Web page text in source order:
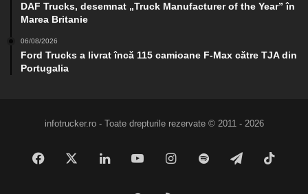
DAF Trucks, desemnat „Truck Manufacturer of the Year” în
Marea Britanie
06/08/2026
Ford Trucks a livrat încă 115 camioane F-Max către TJA din
Portugalia
infotrucker.ro - Toate drepturile rezervate © 2011 - 2026
Facebook LinkedInYouTubeInstagram
Spotify Telegram